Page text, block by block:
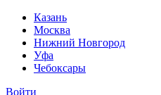
Казань
Москва
Нижний Новгород
Уфа
Чебоксары
Войти